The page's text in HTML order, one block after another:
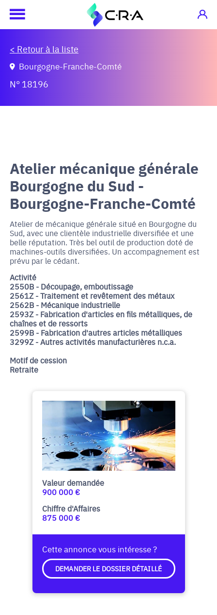
< Retour à la liste
N° 18196
Bourgogne-Franche-Comté
Atelier mécanique générale
Bourgogne du Sud -
Bourgogne-Franche-Comté
Atelier de mécanique générale situé en Bourgogne du
Sud, avec une clientèle industrielle diversifiée et une
belle réputation. Très bel outil de production doté de
machines-outils diversifiées. Un accompagnement est
prévu par le cédant.
Activité
2550B - Découpage, emboutissage
2561Z - Traitement et revêtement des métaux
2562B - Mécanique industrielle
2593Z - Fabrication d'articles en fils métalliques, de
chaînes et de ressorts
2599B - Fabrication d'autres articles métalliques
3299Z - Autres activités manufacturières n.c.a.
Motif de cession
Retraite
Valeur demandée
900 000 €
Chiffre d'Affaires
875 000 €
Cette annonce vous intéresse ?
DEMANDER LE DOSSIER DÉTAILLÉ